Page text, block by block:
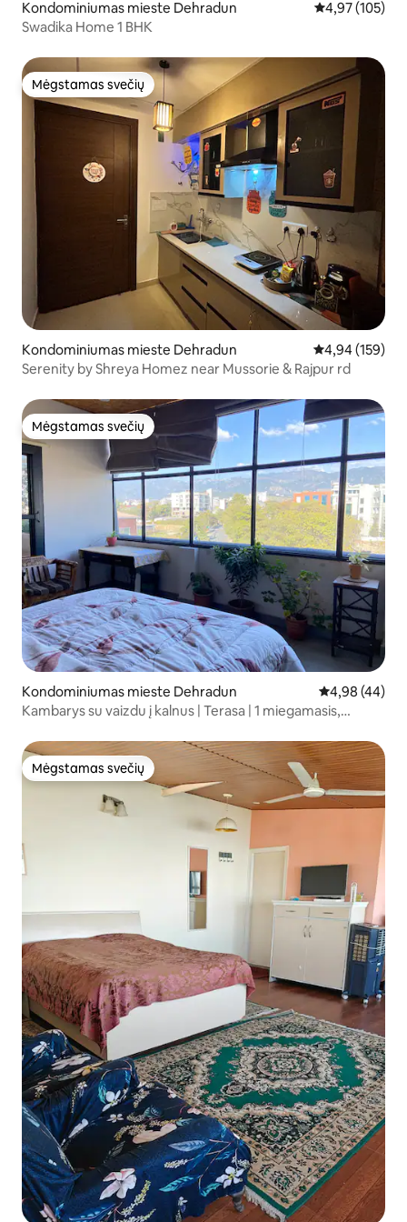
Kondominiumas mieste Dehradun Vidutinis
4,97 (105)
Swadika Home 1 BHK
Mėgstamas svečių
Mėgstamas svečių
Kondominiumas mieste Dehradun Vidutinis
4,94 (159)
Serenity by Shreya Homez near Mussorie & Rajpur rd
Mėgstamas svečių
Mėgstamas svečių
Kondominiumas mieste Dehradun Vidutinis
4,98 (44)
Kambarys su vaizdu į kalnus | Terasa | 1 miegamasis,
Mėgstamas svečių
Mėgstamas svečių